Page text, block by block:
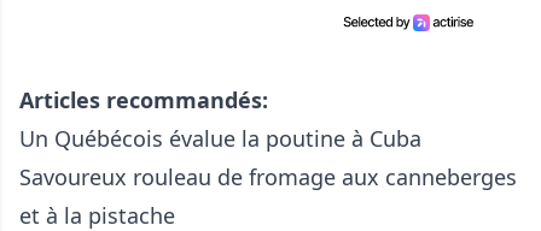
Articles recommandés:
Un Québécois évalue la poutine à Cuba
Savoureux rouleau de fromage aux canneberges
et à la pistache